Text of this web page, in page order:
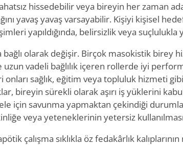
hissedebilir veya bireyin her zaman
yavaş yavaş varsayabilir. Kişiyi kişisel
yapıldığında, belirsizlik veya suçlulukla
olarak değişir. Birçok masokistik birey
vadeli bağlılık içeren rollerde iyi
onları sağlık, eğitim veya topluluk hizmeti
bireyin sürekli olarak aşırı iş yüklerini
için savunma yapmaktan çekindiği
veya yeteneklerinin yetersiz
çalışma sıklıkla öz fedakârlık